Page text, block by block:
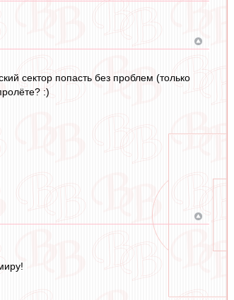
сектор попасть без проблем (только
:)